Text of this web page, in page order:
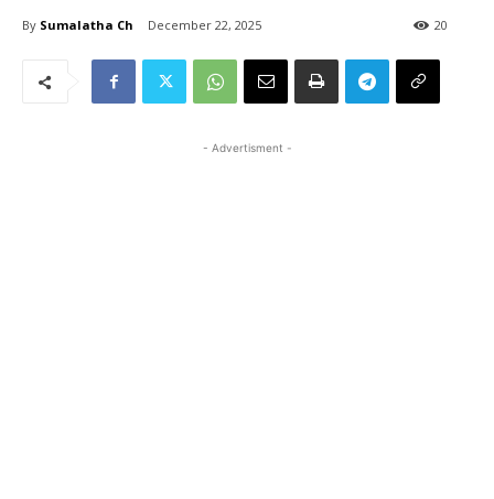
By Sumalatha Ch December 22, 2025 20
- Advertisment -